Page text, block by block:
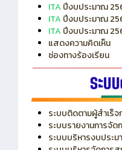
ITA ปีงบประมาณ
ITA ปีงบประมาณ
ITA ปีงบประมาณ
แสดงความคิดเห็น
ช่องทางร้องเรียน
ระบบติดตามผู้สำเร็จ
ระบบรายงานการจั
ระบบบริหารงบประ